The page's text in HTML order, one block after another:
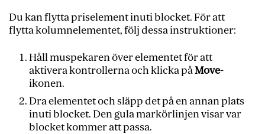
Du kan flytta priselement inuti blocket. För att
flytta kolumnelementet, följ dessa instruktioner:
Håll muspekaren över elementet för att
aktivera kontrollerna och klicka påMove-
ikonen.
Dra elementet och släpp det på en annan plats
inuti blocket. Den gula markörlinjen visar var
blocket kommer att passa.